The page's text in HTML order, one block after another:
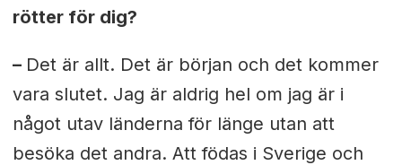
rötter för dig?
– Det är allt. Det är början och det kommer
vara slutet. Jag är aldrig hel om jag är i
något utav länderna för länge utan att
besöka det andra. Att födas i Sverige och